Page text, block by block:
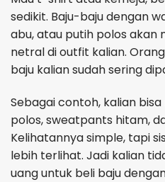
sedikit. Baju-baju dengan
abu, atau putih polos akan
netral di outfit kalian.
baju kalian sudah sering
Sebagai contoh, kalian
polos, sweatpants hitam,
Kelihatannya simple, tapi
lebih terlihat. Jadi kalian
uang untuk beli baju